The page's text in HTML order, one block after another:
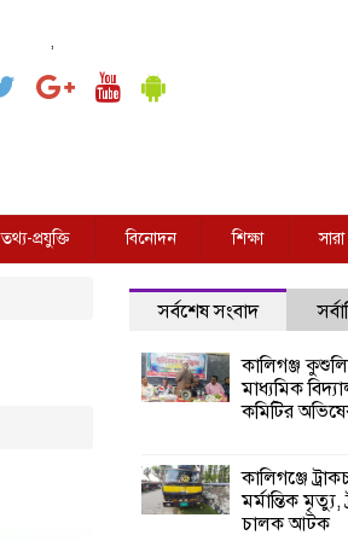
,
তথ্য-প্রযুক্তি বিনোদন শিক্ষা
সর্বশেষ সংবাদ
কালিগঞ্জ
মাধ্যমিক
কমিটির
কালিগঞ্জে
মর্মান্তিক মৃত্যু,
চালক আটক